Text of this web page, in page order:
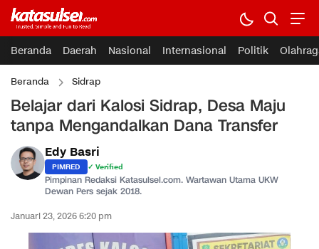
Beranda Daerah Nasional Internasional Politik
Beranda Sidrap
Belajar dari Kalosi Sidrap, Desa Maju
tanpa Mengandalkan Dana Transfer
Edy Basri
PIMRED ✓ Verified
Pimpinan Redaksi Katasulsel.com. Wartawan Utama UKW
Dewan Pers sejak 2018.
Januari 23, 2026 6:20 pm